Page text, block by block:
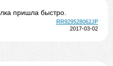
пришла быстро.
RR929528062JP
2017-03-02